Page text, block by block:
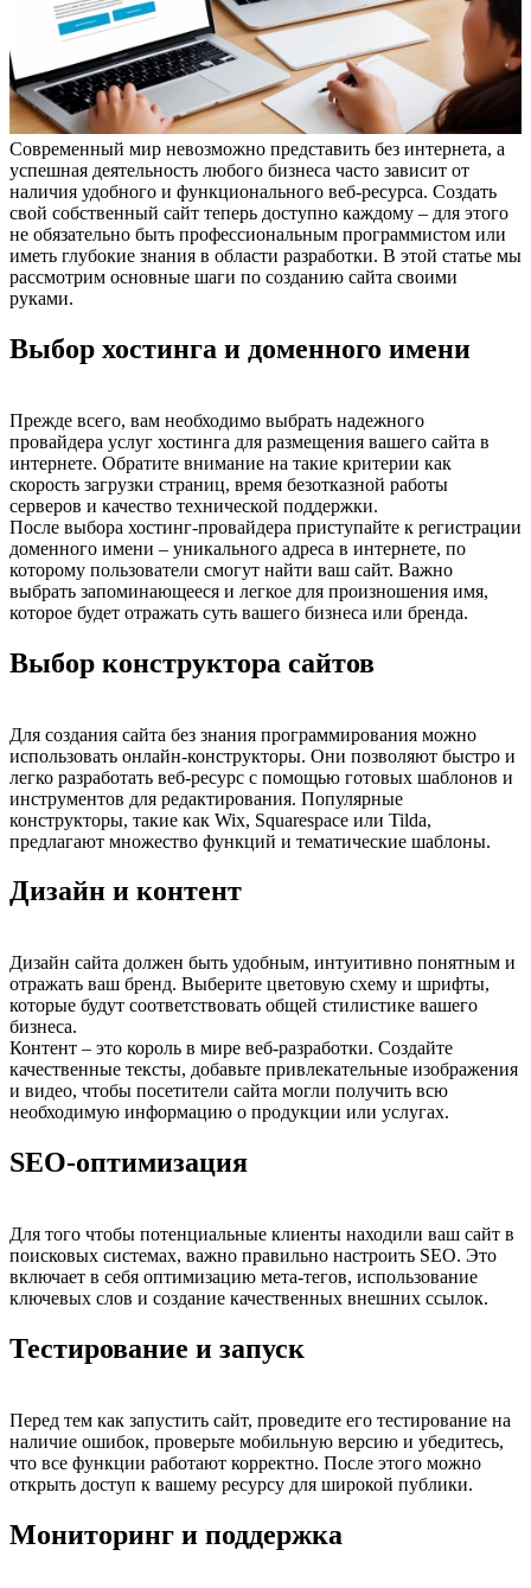
Современный мир невозможно представить без интернета, а
успешная деятельность любого бизнеса часто зависит от
наличия удобного и функционального веб-ресурса. Создать
свой собственный сайт теперь доступно каждому – для этого
не обязательно быть профессиональным программистом или
иметь глубокие знания в области разработки. В этой статье мы
рассмотрим основные шаги по созданию сайта своими
руками.
Выбор хостинга и доменного имени
Прежде всего, вам необходимо выбрать надежного
провайдера услуг хостинга для размещения вашего сайта в
интернете. Обратите внимание на такие критерии как
скорость загрузки страниц, время безотказной работы
серверов и качество технической поддержки.
После выбора хостинг-провайдера приступайте к регистрации
доменного имени – уникального адреса в интернете, по
которому пользователи смогут найти ваш сайт. Важно
выбрать запоминающееся и легкое для произношения имя,
которое будет отражать суть вашего бизнеса или бренда.
Выбор конструктора сайтов
Для создания сайта без знания программирования можно
использовать онлайн-конструкторы. Они позволяют быстро и
легко разработать веб-ресурс с помощью готовых шаблонов и
инструментов для редактирования. Популярные
конструкторы, такие как Wix, Squarespace или Tilda,
предлагают множество функций и тематические шаблоны.
Дизайн и контент
Дизайн сайта должен быть удобным, интуитивно понятным и
отражать ваш бренд. Выберите цветовую схему и шрифты,
которые будут соответствовать общей стилистике вашего
бизнеса.
Контент – это король в мире веб-разработки. Создайте
качественные тексты, добавьте привлекательные изображения
и видео, чтобы посетители сайта могли получить всю
необходимую информацию о продукции или услугах.
SEO-оптимизация
Для того чтобы потенциальные клиенты находили ваш сайт в
поисковых системах, важно правильно настроить SEO. Это
включает в себя оптимизацию мета-тегов, использование
ключевых слов и создание качественных внешних ссылок.
Тестирование и запуск
Перед тем как запустить сайт, проведите его тестирование на
наличие ошибок, проверьте мобильную версию и убедитесь,
что все функции работают корректно. После этого можно
открыть доступ к вашему ресурсу для широкой публики.
Мониторинг и поддержка